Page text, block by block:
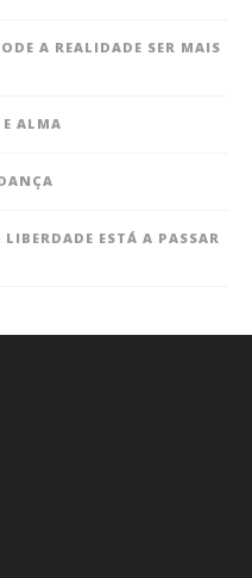
A REALIDADE SER MAIS
ALMA
ESTÁ A PASSAR